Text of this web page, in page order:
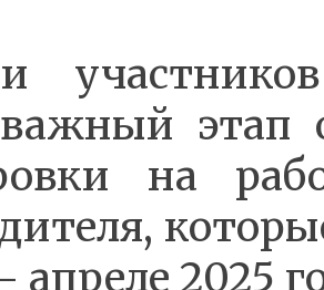
этап
на
апреле 2025